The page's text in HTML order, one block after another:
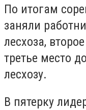
По итогам
заняли
лесхоза,
третье место
лесхозу.
В пятерку